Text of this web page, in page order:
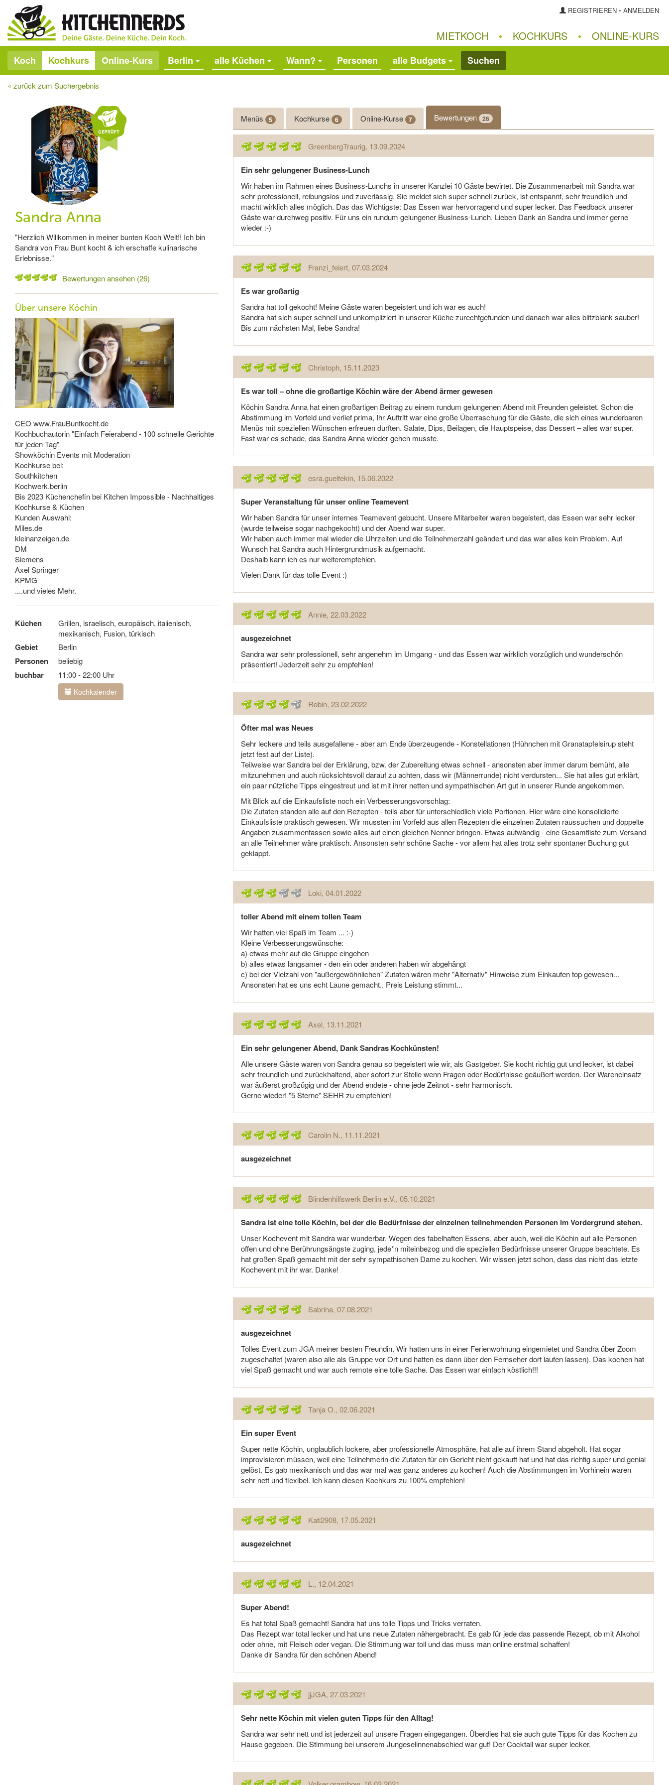
REGISTRIEREN ◦ ANMELDEN
MIETKOCH • KOCHKURS • ONLINE‑KURS
Koch Kochkurs Online-Kurs Berlin alle Küchen Wann? alle Budgets Suchen
« zurück zum Suchergebnis
Sandra Anna
"Herzlich Willkommen in meiner bunten Koch Welt!! Ich bin
Sandra von Frau Bunt kocht & ich erschaffe kulinarische
Erlebnisse."
Bewertungen ansehen (26)
Über unsere Köchin
CEO www.FrauBuntkocht.de
Kochbuchautorin "Einfach Feierabend - 100 schnelle Gerichte
für jeden Tag"
Showköchin Events mit Moderation
Kochkurse bei:
Southkitchen
Kochwerk.berlin
Bis 2023 Küchenchefin bei Kitchen Impossible - Nachhaltiges
Kochkurse & Küchen
Kunden Auswahl:
Miles.de
kleinanzeigen.de
DM
Siemens
Axel Springer
KPMG
....und vieles Mehr.
Küchen
Grillen, israelisch, europäisch, italienisch,
mexikanisch, Fusion, türkisch
Gebiet Berlin
Personen beliebig
buchbar 11:00 - 22:00 Uhr
Kochkalender
Menüs 5 Kochkurse 6 Online-Kurse 7 Bewertungen 26
GreenbergTraurig, 13.09.2024
Ein sehr gelungener Business-Lunch
Wir haben im Rahmen eines Business-Lunchs in unserer Kanzlei 10 Gäste bewirtet. Die Zusammenarbeit mit Sandra war
sehr professionell, reibungslos und zuverlässig. Sie meldet sich super schnell zurück, ist entspannt, sehr freundlich und
macht wirklich alles möglich. Das das Wichtigste: Das Essen war hervorragend und super lecker. Das Feedback unserer
Gäste war durchweg positiv. Für uns ein rundum gelungener Business-Lunch. Lieben Dank an Sandra und immer gerne
wieder :-)
Franzi_feiert, 07.03.2024
Es war großartig
Sandra hat toll gekocht! Meine Gäste waren begeistert und ich war es auch!
Sandra hat sich super schnell und unkompliziert in unserer Küche zurechtgefunden und danach war alles blitzblank sauber!
Bis zum nächsten Mal, liebe Sandra!
Christoph, 15.11.2023
Es war toll – ohne die großartige Köchin wäre der Abend ärmer gewesen
Köchin Sandra Anna hat einen großartigen Beitrag zu einem rundum gelungenen Abend mit Freunden geleistet. Schon die
Abstimmung im Vorfeld und verlief prima, Ihr Auftritt war eine große Überraschung für die Gäste, die sich eines wunderbaren
Menüs mit speziellen Wünschen erfreuen durften. Salate, Dips, Beilagen, die Hauptspeise, das Dessert – alles war super.
Fast war es schade, das Sandra Anna wieder gehen musste.
esra.gueltekin, 15.06.2022
Super Veranstaltung für unser online Teamevent
Wir haben Sandra für unser internes Teamevent gebucht. Unsere Mitarbeiter waren begeistert, das Essen war sehr lecker
(wurde teilweise sogar nachgekocht) und der Abend war super.
Wir haben auch immer mal wieder die Uhrzeiten und die Teilnehmerzahl geändert und das war alles kein Problem. Auf
Wunsch hat Sandra auch Hintergrundmusik aufgemacht.
Deshalb kann ich es nur weiterempfehlen.
Vielen Dank für das tolle Event :)
Annie, 22.03.2022
ausgezeichnet
Sandra war sehr professionell, sehr angenehm im Umgang - und das Essen war wirklich vorzüglich und wunderschön
präsentiert! Jederzeit sehr zu empfehlen!
Robin, 23.02.2022
Öfter mal was Neues
Sehr leckere und teils ausgefallene - aber am Ende überzeugende - Konstellationen (Hühnchen mit Granatapfelsirup steht
jetzt fest auf der Liste).
Teilweise war Sandra bei der Erklärung, bzw. der Zubereitung etwas schnell - ansonsten aber immer darum bemüht, alle
mitzunehmen und auch rücksichtsvoll darauf zu achten, dass wir (Männerrunde) nicht verdursten... Sie hat alles gut erklärt,
ein paar nützliche Tipps eingestreut und ist mit ihrer netten und sympathischen Art gut in unserer Runde angekommen.
Mit Blick auf die Einkaufsliste noch ein Verbesserungsvorschlag:
Die Zutaten standen alle auf den Rezepten - teils aber für unterschiedlich viele Portionen. Hier wäre eine konsolidierte
Einkaufsliste praktisch gewesen. Wir mussten im Vorfeld aus allen Rezepten die einzelnen Zutaten raussuchen und doppelte
Angaben zusammenfassen sowie alles auf einen gleichen Nenner bringen. Etwas aufwändig - eine Gesamtliste zum Versand
an alle Teilnehmer wäre praktisch. Ansonsten sehr schöne Sache - vor allem hat alles trotz sehr spontaner Buchung gut
geklappt.
Loki, 04.01.2022
toller Abend mit einem tollen Team
Wir hatten viel Spaß im Team ... :-)
Kleine Verbesserungswünsche:
a) etwas mehr auf die Gruppe eingehen
b) alles etwas langsamer - den ein oder anderen haben wir abgehängt
c) bei der Vielzahl von "außergewöhnlichen" Zutaten wären mehr "Alternativ" Hinweise zum Einkaufen top gewesen...
Ansonsten hat es uns echt Laune gemacht.. Preis Leistung stimmt...
Axel, 13.11.2021
Ein sehr gelungener Abend, Dank Sandras Kochkünsten!
Alle unsere Gäste waren von Sandra genau so begeistert wie wir, als Gastgeber. Sie kocht richtig gut und lecker, ist dabei
sehr freundlich und zurückhaltend, aber sofort zur Stelle wenn Fragen oder Bedürfnisse geäußert werden. Der Wareneinsatz
war äußerst großzügig und der Abend endete - ohne jede Zeitnot - sehr harmonisch.
Gerne wieder! "5 Sterne" SEHR zu empfehlen!
Carolin N., 11.11.2021
ausgezeichnet
Blindenhilfswerk Berlin e.V., 05.10.2021
Sandra ist eine tolle Köchin, bei der die Bedürfnisse der einzelnen teilnehmenden Personen im Vordergrund stehen.
Unser Kochevent mit Sandra war wunderbar. Wegen des fabelhaften Essens, aber auch, weil die Köchin auf alle Personen
offen und ohne Berührungsängste zuging, jede*n miteinbezog und die speziellen Bedürfnisse unserer Gruppe beachtete. Es
hat großen Spaß gemacht mit der sehr sympathischen Dame zu kochen. Wir wissen jetzt schon, dass das nicht das letzte
Kochevent mit ihr war. Danke!
Sabrina, 07.08.2021
ausgezeichnet
Tolles Event zum JGA meiner besten Freundin. Wir hatten uns in einer Ferienwohnung eingemietet und Sandra über Zoom
zugeschaltet (waren also alle als Gruppe vor Ort und hatten es dann über den Fernseher dort laufen lassen). Das kochen hat
viel Spaß gemacht und war auch remote eine tolle Sache. Das Essen war einfach köstlich!!!
Tanja O., 02.06.2021
Ein super Event
Super nette Köchin, unglaublich lockere, aber professionelle Atmosphäre, hat alle auf ihrem Stand abgeholt. Hat sogar
improvisieren müssen, weil eine Teilnehmerin die Zutaten für ein Gericht nicht gekauft hat und hat das richtig super und genial
gelöst. Es gab mexikanisch und das war mal was ganz anderes zu kochen! Auch die Abstimmungen im Vorhinein waren
sehr nett und flexibel. Ich kann diesen Kochkurs zu 100% empfehlen!
Kati2908, 17.05.2021
ausgezeichnet
L., 12.04.2021
Super Abend!
Es hat total Spaß gemacht! Sandra hat uns tolle Tipps und Tricks verraten.
Das Rezept war total lecker und hat uns neue Zutaten nähergebracht. Es gab für jede das passende Rezept, ob mit Alkohol
oder ohne, mit Fleisch oder vegan. Die Stimmung war toll und das muss man online erstmal schaffen!
Danke dir Sandra für den schönen Abend!
jjJGA, 27.03.2021
Sehr nette Köchin mit vielen guten Tipps für den Alltag!
Sandra war sehr nett und ist jederzeit auf unsere Fragen eingegangen. Überdies hat sie auch gute Tipps für das Kochen zu
Hause gegeben. Die Stimmung bei unserem Jungeselinnenabschied war gut! Der Cocktail war super lecker.